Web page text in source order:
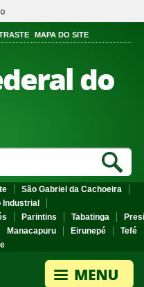
MAPA DO SITE
do
São Gabriel da Cachoeira
Industrial
Parintins Tabatinga
Manacapuru Eirunepé
Tefé